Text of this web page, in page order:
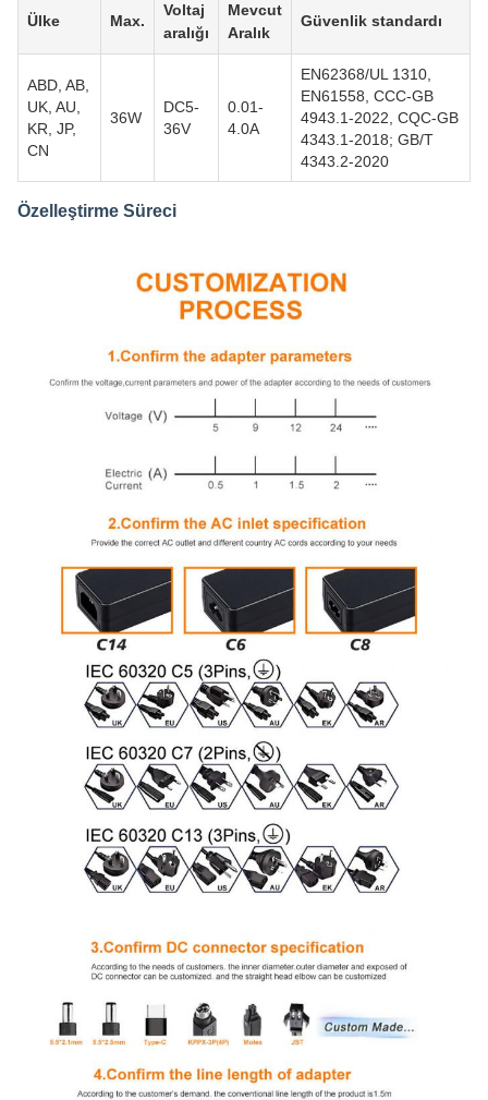
Ülke Max.
Voltaj
aralığı
Mevcut
Aralık
Güvenlik standardı
ABD, AB,
UK, AU,
KR, JP,
CN
36W
DC5-
36V
0.01-
4.0A
EN62368/UL 1310,
EN61558, CCC-GB
4943.1-2022, CQC-GB
4343.1-2018; GB/T
4343.2-2020
Özelleştirme Süreci